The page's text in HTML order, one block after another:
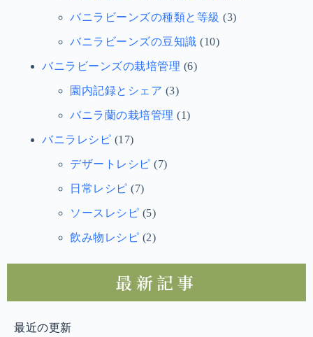
バニラビーンズの種類と等級 (3)
バニラビーンズの豆知識 (10)
バニラビーンズの栽培管理 (6)
園内記録とシェア (3)
バニラ蘭の栽培管理 (1)
バニラレシピ (17)
デザートレシピ (7)
日常レシピ (7)
ソースレシピ (5)
飲み物レシピ (2)
最新記事
最近の更新